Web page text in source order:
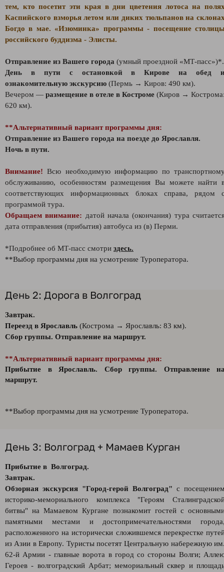
тем, кто посетит эти края в дни цветения лотоса на
Каспийского взморья летом или диких тюльпанов на
Богдо в мае. «Изюминка» программы - посещение
российского буддизма - Элисты.
Отправление из Вашего города (умный проездной «МТ-пасс»)*.
День в пути с остановкой в Кирове на обед
ознакомительную экскурсию (Пермь → Киров: 490 км).
Вечером — размещение в отеле в Костроме (Киров →
620 км).
**Альтернативный вариант программы дня:
Отправление из Вашего города на поезде до Ярославля.
Ночь в пути.
Внимание! Всю необходимую информацию по
обслуживанию, особенностям размещения Вы можете найти
соответствующих информационных блоках справа, рядом
программой тура.
Обращаем внимание: датой начала (окончания) тура
дата отправления (прибытия) автобуса из (в) Перми.
*Подробнее об МТ-пасс смотри здесь.
**Выбор программы дня на усмотрение Туроператора.
День 2: Дорога в Волгоград
Завтрак.
Переезд в Ярославль (Кострома → Ярославль: 83 км).
Сбор группы. Отправление на маршрут.
**Альтернативный вариант программы дня:
Прибытие в Ярославль. Сбор группы. Отправление
маршрут.
**Выбор программы дня на усмотрение Туроператора.
День 3: Волгоград + Мамаев Курган
Прибытие в Волгоград.
Завтрак.
Обзорная экскурсия "Город-герой Волгоград" с
историко-мемориального комплекса "Героям
битвы" на Мамаевом Кургане познакомит гостей с
памятными местами и достопримечательностями
расположенного на исторически сложившемся перекрестке
из Азии в Европу. Туристы посетят Центральную набережную
62-й Армии - главные ворота в город со стороны Волги;
Героев - волгоградский Арбат; мемориальный сквер и